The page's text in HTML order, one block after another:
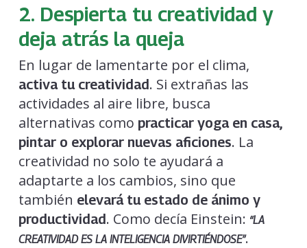
2. Despierta tu creatividad y
deja atrás la queja
En lugar de lamentarte por el clima,
activa tu creatividad. Si extrañas las
actividades al aire libre, busca
alternativas como practicar yoga en casa,
pintar o explorar nuevas aficiones. La
creatividad no solo te ayudará a
adaptarte a los cambios, sino que
también elevará tu estado de ánimo y
productividad. Como decía Einstein: “LA
CREATIVIDAD ES LA INTELIGENCIA DIVIRTIÉNDOSE”.